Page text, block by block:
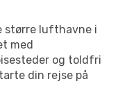
større lufthavne i
med
og toldfri
din rejse på